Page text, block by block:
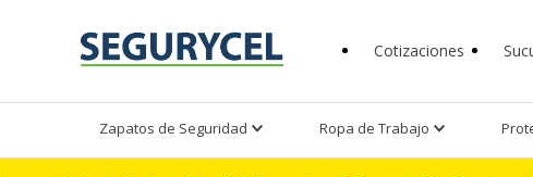
Cotizaciones
Zapatos de Seguridad Ropa de Trabajo